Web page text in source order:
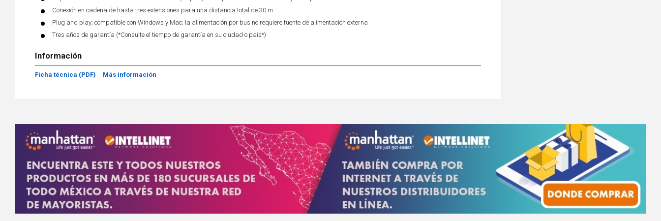
Conexión en cadena de hasta tres extensiones para una distancia total de 30 m
Plug and play; compatible con Windows y Mac; la alimentación por bus no requiere fuente de alimentación externa
Tres años de garantía (*Consulte el tiempo de garantía en su ciudad o país*)
Información
Ficha técnica (PDF) Más información